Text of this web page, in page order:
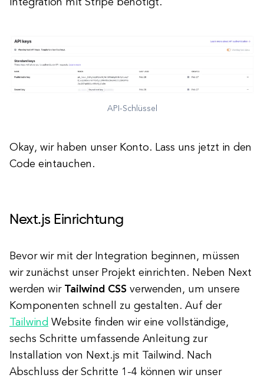
Integration mit Stripe benötigt.
API-Schlüssel
Okay, wir haben unser Konto. Lass uns jetzt in den
Code eintauchen.
Next.js Einrichtung
Bevor wir mit der Integration beginnen, müssen
wir zunächst unser Projekt einrichten. Neben Next
werden wir Tailwind CSS verwenden, um unsere
Komponenten schnell zu gestalten. Auf der
Tailwind Website finden wir eine vollständige,
sechs Schritte umfassende Anleitung zur
Installation von Next.js mit Tailwind. Nach
Abschluss der Schritte 1-4 können wir unser